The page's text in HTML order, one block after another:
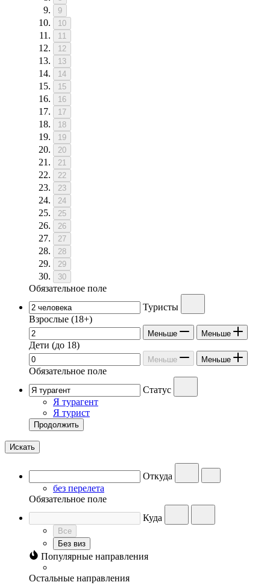
9
10
11
12
13
14
15
16
17
18
19
20
21
22
23
24
25
26
27
28
29
30
Обязательное поле
Туристы
Взрослые (18+)
Меньше Меньше
Дети (до 18)
Меньше Меньше
Обязательное поле
Статус
Я турагент
Я турист
Продолжить
Искать
Откуда
без перелета
Обязательное поле
Куда
Все
Без виз
Популярные направления
Остальные направления